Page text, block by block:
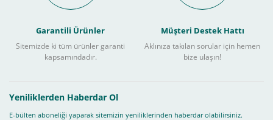
Garantili Ürünler
Sitemizde ki tüm ürünler garanti
kapsamındadır.
Müşteri Destek Hattı
Aklınıza takılan sorular için hemen
bize ulaşın!
Yeniliklerden Haberdar Ol
E-bülten aboneliği yaparak sitemizin yeniliklerinden haberdar olabilirsiniz.